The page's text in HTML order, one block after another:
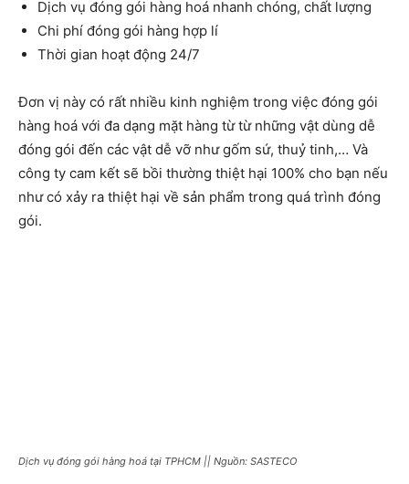
Dịch vụ đóng gói hàng hoá nhanh chóng, chất lượng
Chi phí đóng gói hàng hợp lí
Thời gian hoạt động 24/7
Đơn vị này có rất nhiều kinh nghiệm trong việc đóng gói
hàng hoá với đa dạng mặt hàng từ từ những vật dùng dễ
đóng gói đến các vật dễ vỡ như gốm sứ, thuỷ tinh,… Và
công ty cam kết sẽ bồi thường thiệt hại 100% cho bạn nếu
như có xảy ra thiệt hại về sản phẩm trong quá trình đóng
gói.
Dịch vụ đóng gói hàng hoá tại TPHCM || Nguồn: SASTECO